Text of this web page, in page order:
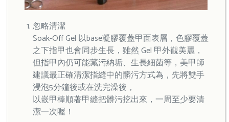
忽略清潔
Soak-Off Gel 以base凝膠覆蓋甲面表層，色膠覆蓋
之下指甲也會同步生長，雖然 Gel 甲外觀美麗，
但指甲內仍可能藏污納垢、生長細菌等，美甲師
建議最正確清潔指縫中的髒污方式為，先將雙手
浸泡5分鐘後或在洗完澡後，
以嵌甲棒順著甲縫把髒污挖出來，一周至少要清
潔一次喔！